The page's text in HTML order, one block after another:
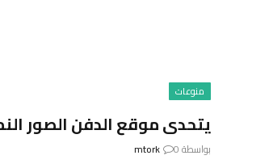
منوعات
يتحدى موقع الدفن الصور
بواسطة mtork 0